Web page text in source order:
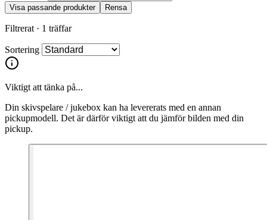
Visa passande produkter Rensa
Filtrerat · 1 träffar
Sortering
Viktigt att tänka på...
Din skivspelare / jukebox kan ha levererats med en annan
pickupmodell. Det är därför viktigt att du jämför bilden med din
pickup.